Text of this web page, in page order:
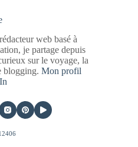
web basé à
je partage depuis
sur le voyage, la
blogging. Mon profil